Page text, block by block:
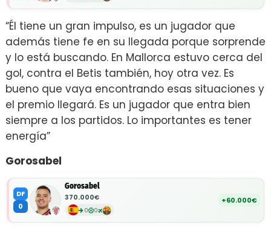
“Él tiene un gran impulso, es un jugador que
además tiene fe en su llegada porque sorprende
y lo está buscando. En Mallorca estuvo cerca del
gol, contra el Betis también, hoy otra vez. Es
bueno que vaya encontrando esas situaciones y
el premio llegará. Es un jugador que entra bien
siempre a los partidos. Lo importantes es tener
energía”
Gorosabel
DF
0
Gorosabel
370.000€
0 0
+60.000€